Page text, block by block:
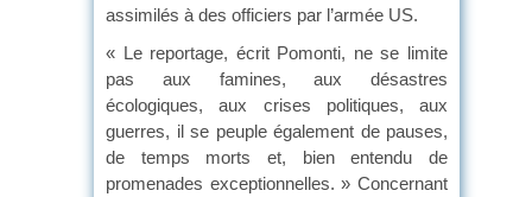
assimilés à des officiers par l’armée US.
« Le reportage, écrit Pomonti, ne se limite
pas aux famines, aux désastres
écologiques, aux crises politiques, aux
guerres, il se peuple également de pauses,
de temps morts et, bien entendu de
promenades exceptionnelles. » Concernant